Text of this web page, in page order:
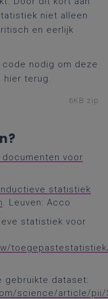
niet alleen
en eerlijk
nodig om deze
hier terug.
6KB zip
voor
statistiek
. Leuven: Acco
statistiek voor
gebruikte dataset:
science/article/pii/